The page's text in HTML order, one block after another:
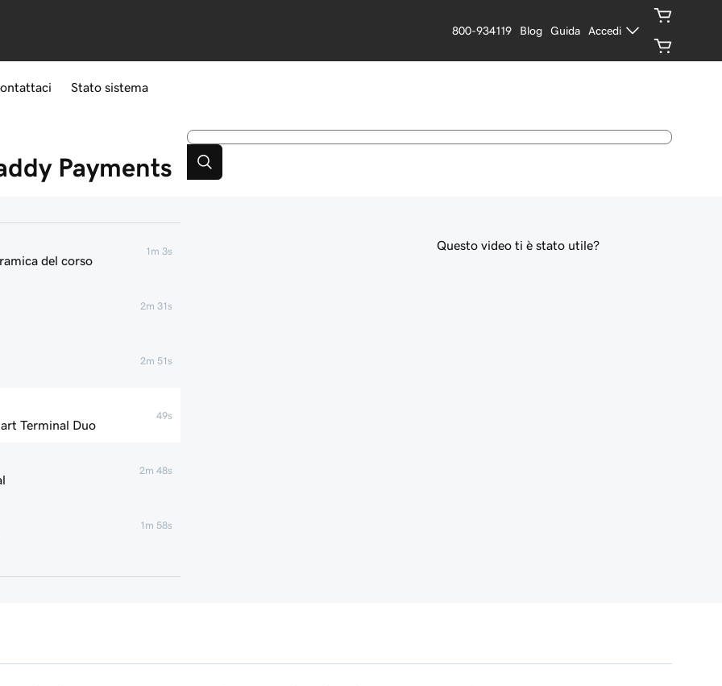
800-934119 Blog Guida Accedi
Stato sistema
Payments
del corso
1m 3s
2m 31s
2m 51s
Terminal Duo
49s
2m 48s
1m 58s
2m 7s
Questo video ti è stato utile?